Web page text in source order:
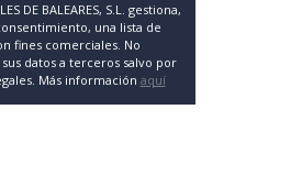
DE BALEARES, S.L. gestiona,
una lista de
fines comerciales. No
datos a terceros salvo por
Más información aquí